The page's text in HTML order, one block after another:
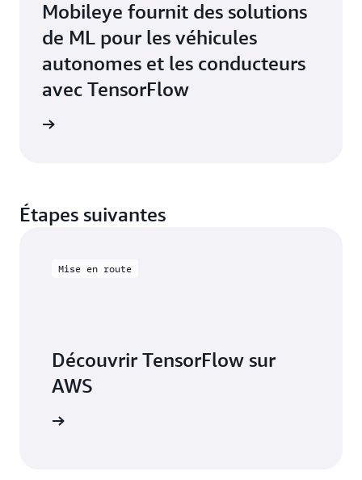
Mobileye fournit des solutions
de ML pour les véhicules
autonomes et les conducteurs
avec TensorFlow
Étapes suivantes
Mise en route
Découvrir TensorFlow sur
AWS